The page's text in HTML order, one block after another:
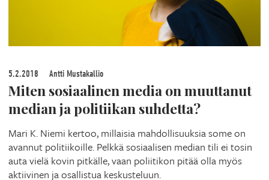
5.2.2018 Antti Mustakallio
Miten sosiaalinen media on muuttanut
median ja politiikan suhdetta?
Mari K. Niemi kertoo, millaisia mahdollisuuksia some on
avannut politiikoille. Pelkkä sosiaalisen median tili ei tosin
auta vielä kovin pitkälle, vaan poliitikon pitää olla myös
aktiivinen ja osallistua keskusteluun.